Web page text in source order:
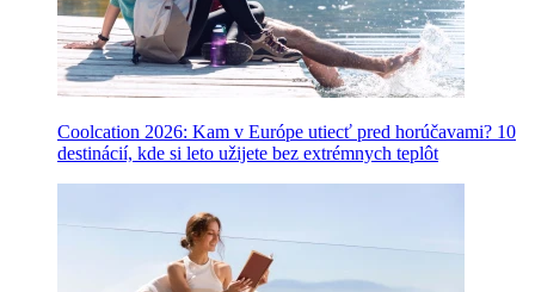
Coolcation 2026: Kam v Európe utiecť pred horúčavami? 10
destinácií, kde si leto užijete bez extrémnych teplôt